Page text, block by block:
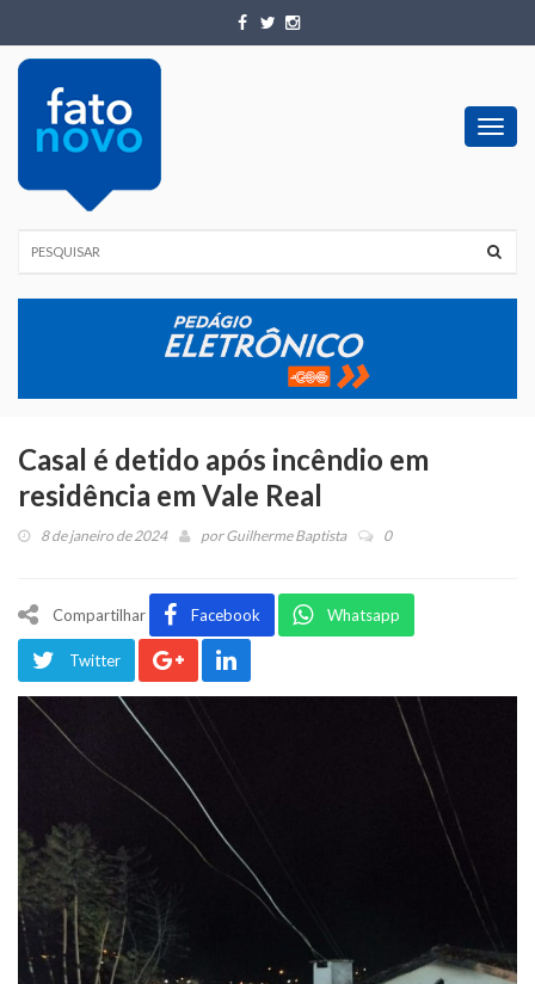
Casal é detido após incêndio em
residência em Vale Real
8 de janeiro de 2024 porGuilherme Baptista 0
Compartilhar Facebook Whatsapp
Twitter